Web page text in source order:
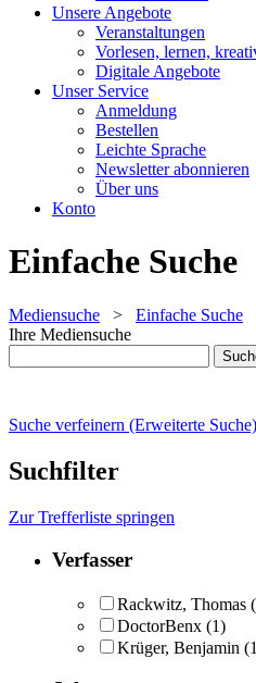
Unsere Angebote
Veranstaltungen
Vorlesen, lernen,
Digitale Angebote
Unser Service
Anmeldung
Bestellen
Leichte Sprache
Newsletter abonnieren
Über uns
Konto
Einfache Suche
Mediensuche > Einfache Suche
Ihre Mediensuche
Suche verfeinern (Erweiterte Suche)
Suchfilter
Zur Trefferliste springen
Verfasser
Rackwitz, Thomas
DoctorBenx (1)
Krüger, Benjamin